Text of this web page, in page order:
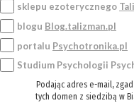
sklepu ezoterycznego
blogu Blog.talizman.pl
portalu Psychotronika.pl
Studium Psychologii
Podając adres e-mail,
tych domen z siedzibą w